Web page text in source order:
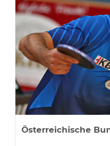
Österreichische